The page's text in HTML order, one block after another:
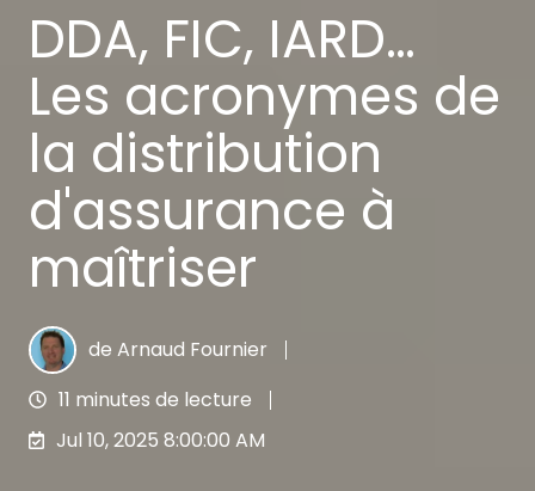
DDA, FIC, IARD…
Les acronymes de
la distribution
d'assurance à
maîtriser
deArnaud Fournier
11 minutes de lecture
Jul 10, 2025 8:00:00 AM